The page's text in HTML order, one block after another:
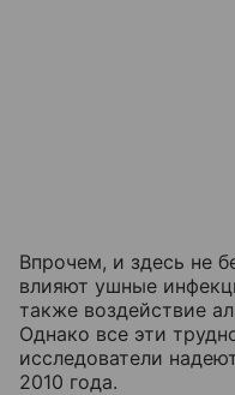
Впрочем, и здесь не
влияют ушные
также воздействие
Однако все эти
исследователи
2010 года.